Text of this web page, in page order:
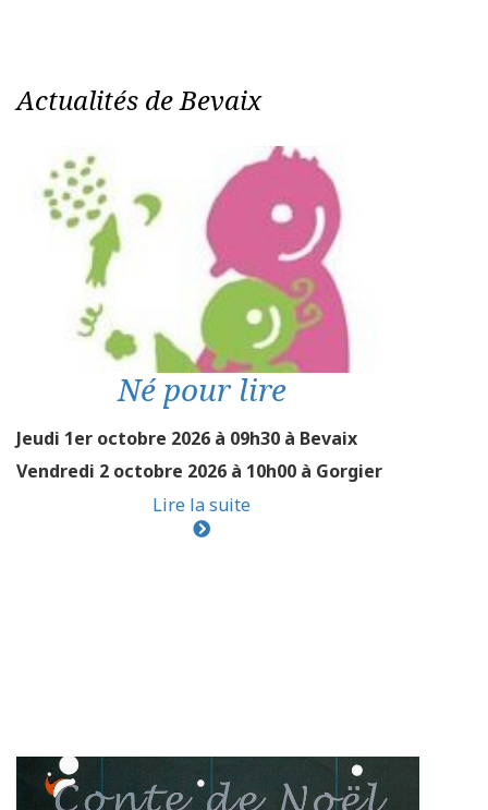
Actualités de Bevaix
Né pour lire
Jeudi 1er octobre 2026 à 09h30 à Bevaix
Vendredi 2 octobre 2026 à 10h00 à Gorgier
Lire la suite